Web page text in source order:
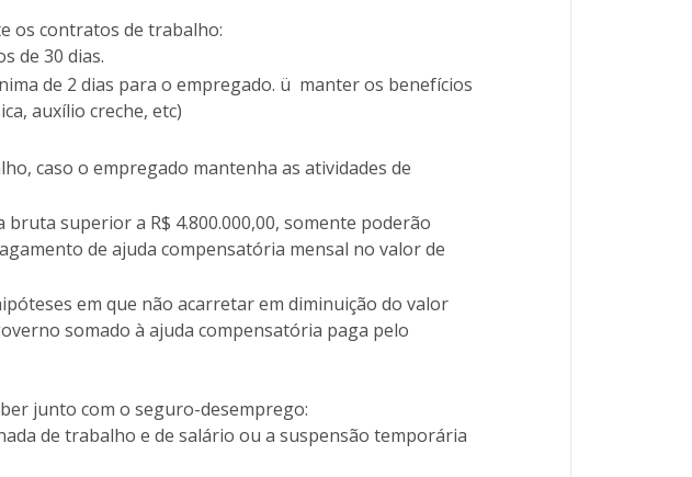
os contratos de trabalho:
de 30 dias.
de 2 dias para o empregado. ü manter os benefícios
auxílio creche, etc)
caso o empregado mantenha as atividades de
superior a R$ 4.800.000,00, somente poderão
de ajuda compensatória mensal no valor de
em que não acarretar em diminuição do valor
somado à ajuda compensatória paga pelo
junto com o seguro-desemprego:
de trabalho e de salário ou a suspensão temporária